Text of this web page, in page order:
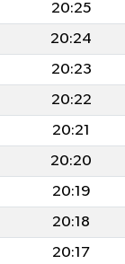
20:25
20:24
20:23
20:22
20:21
20:20
20:19
20:18
20:17